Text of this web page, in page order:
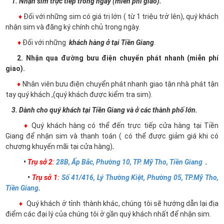
♦ Đối với những sim có giá trị lớn ( từ 1 triệu trở lên), quý khách
nhận sim và đăng ký chính chủ trong ngày.
♦ Đối với những khách hàng ở tại Tiền Giang
2. Nhận qua đường bưu điện chuyển phát nhanh (miễn phí
giao).
♦ Nhân viên bưu điện chuyển phát nhanh giao tận nhà phát tận
tay quý khách ,(quý khách được kiểm tra sim).
3. Dành cho quý khách tại Tiền Giang và ở các thành phố lớn.
♦ Quý khách hàng có thể đến trực tiếp cửa hàng tại Tiền
Giang để nhận sim và thanh toán ( có thể được giảm giá khi có
chương khuyến mãi tại cửa hàng).
• Trụ sở 2:28B, Ấp Bắc, Phường 10, TP. Mỹ Tho, Tiền Giang .
• Trụ sở 1: Số 41/416, Lý Thường Kiệt, Phường 05, TP.Mỹ Tho,
Tiền Giang.
♦ Quý khách ở tỉnh thành khác, chúng tôi sẽ hướng dẫn lại địa
điểm các đại lý của chúng tôi ở gần quý khách nhất để nhận sim.